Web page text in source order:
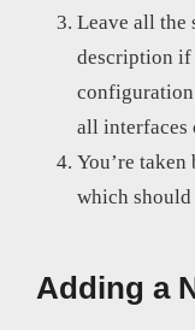
Leave all the
description
all interfaces
You’re taken
which
Adding a